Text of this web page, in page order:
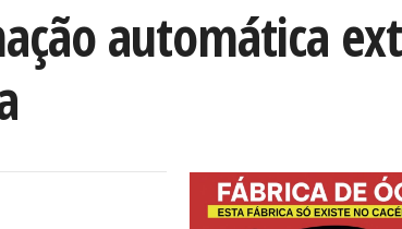
automática